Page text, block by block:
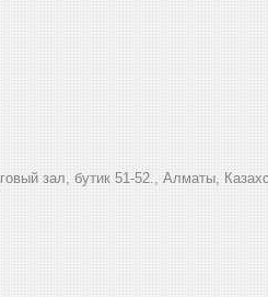
зал, бутик 51-52., Алматы,